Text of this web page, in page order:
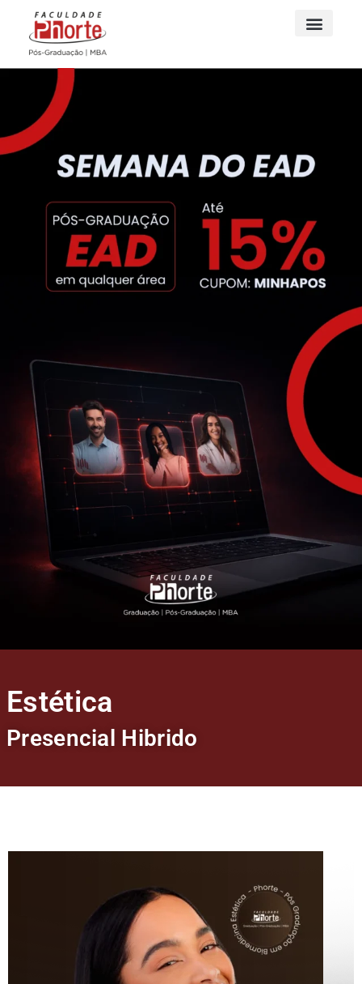
Estética
Presencial Hibrido